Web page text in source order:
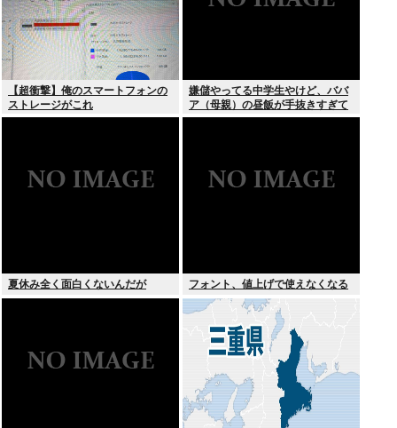
【超衝撃】俺のスマートフォンの
ストレージがこれ
嫌儲やってる中学生やけど、ババ
ア（母親）の昼飯が手抜きすぎて
キレそう
夏休み全く面白くないんだが フォント、値上げで使えなくなる